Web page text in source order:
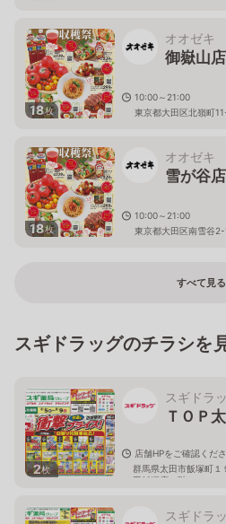
18枚
オオゼキ
御嶽山店
10:00～21:00
東京都大田区北嶺町
18枚
オオゼキ
雪が谷店
10:00～21:00
東京都大田区南雪谷
すべて見る
スギドラッグのチラシを
2枚
スギドラ
ＴＯＰ
店舗HPをご確認くだ
群馬県太田市飯塚町
田飯塚店１階
スギドラ